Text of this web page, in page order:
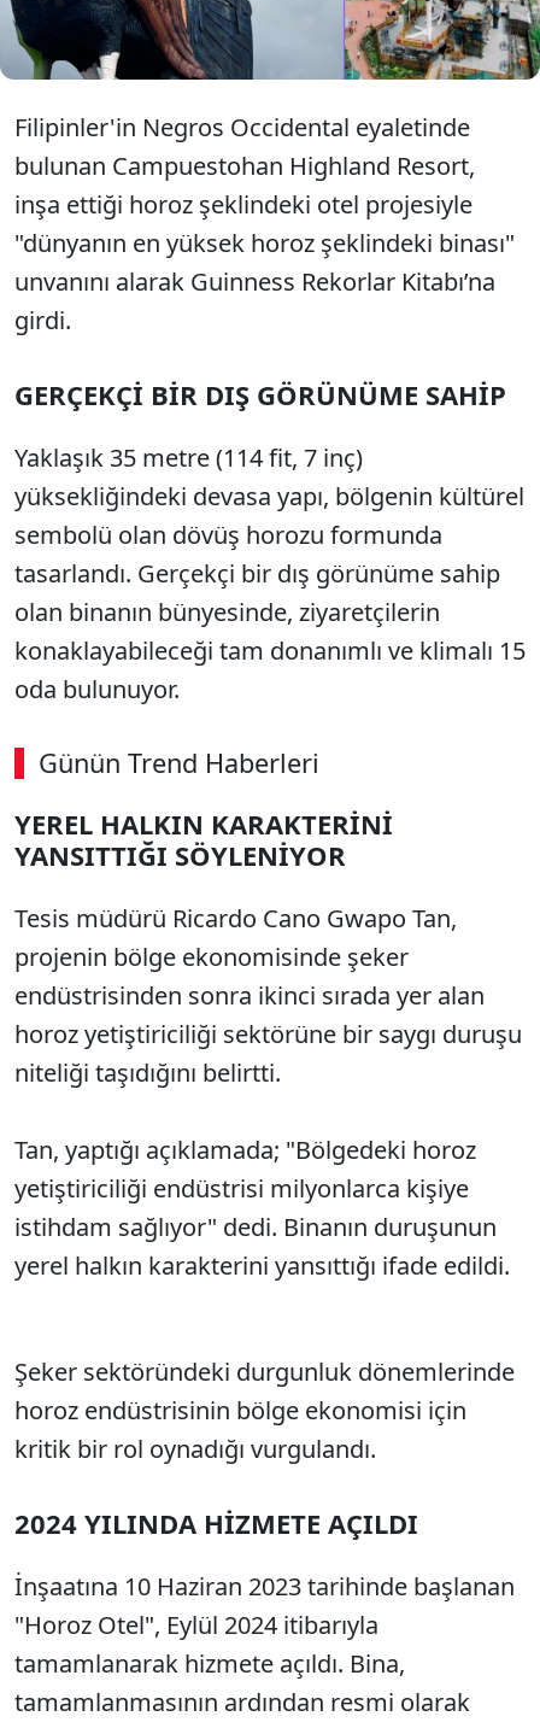
Filipinler'in Negros Occidental eyaletinde
bulunan Campuestohan Highland Resort,
inşa ettiği horoz şeklindeki otel projesiyle
"dünyanın en yüksek horoz şeklindeki binası"
unvanını alarak Guinness Rekorlar Kitabı’na
girdi.
GERÇEKÇİ BİR DIŞ GÖRÜNÜME SAHİP
Yaklaşık 35 metre (114 fit, 7 inç)
yüksekliğindeki devasa yapı, bölgenin kültürel
sembolü olan dövüş horozu formunda
tasarlandı. Gerçekçi bir dış görünüme sahip
olan binanın bünyesinde, ziyaretçilerin
konaklayabileceği tam donanımlı ve klimalı 15
oda bulunuyor.
Günün Trend Haberleri
YEREL HALKIN KARAKTERİNİ
YANSITTIĞI SÖYLENİYOR
Tesis müdürü Ricardo Cano Gwapo Tan,
projenin bölge ekonomisinde şeker
endüstrisinden sonra ikinci sırada yer alan
horoz yetiştiriciliği sektörüne bir saygı duruşu
niteliği taşıdığını belirtti.
Tan, yaptığı açıklamada; "Bölgedeki horoz
yetiştiriciliği endüstrisi milyonlarca kişiye
istihdam sağlıyor" dedi. Binanın duruşunun
yerel halkın karakterini yansıttığı ifade edildi.
Şeker sektöründeki durgunluk dönemlerinde
horoz endüstrisinin bölge ekonomisi için
kritik bir rol oynadığı vurgulandı.
2024 YILINDA HİZMETE AÇILDI
İnşaatına 10 Haziran 2023 tarihinde başlanan
"Horoz Otel", Eylül 2024 itibarıyla
tamamlanarak hizmete açıldı. Bina,
tamamlanmasının ardından resmi olarak